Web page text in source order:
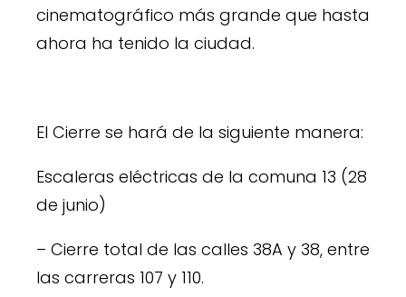
cinematográfico más grande que hasta
ahora ha tenido la ciudad.
El Cierre se hará de la siguiente manera:
Escaleras eléctricas de la comuna 13 (28
de junio)
– Cierre total de las calles 38A y 38, entre
las carreras 107 y 110.